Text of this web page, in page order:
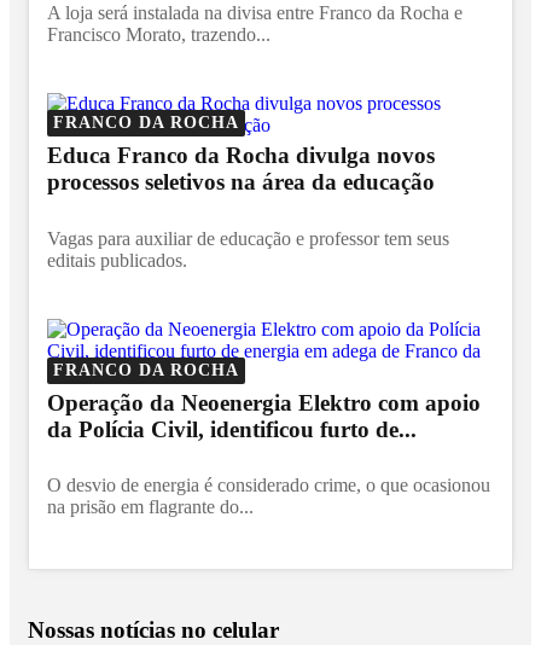
A loja será instalada na divisa entre Franco da Rocha e
Francisco Morato, trazendo...
FRANCO DA ROCHA
Educa Franco da Rocha divulga novos
processos seletivos na área da educação
Vagas para auxiliar de educação e professor tem seus
editais publicados.
FRANCO DA ROCHA
Operação da Neoenergia Elektro com apoio
da Polícia Civil, identificou furto de...
O desvio de energia é considerado crime, o que ocasionou
na prisão em flagrante do...
Nossas notícias no celular